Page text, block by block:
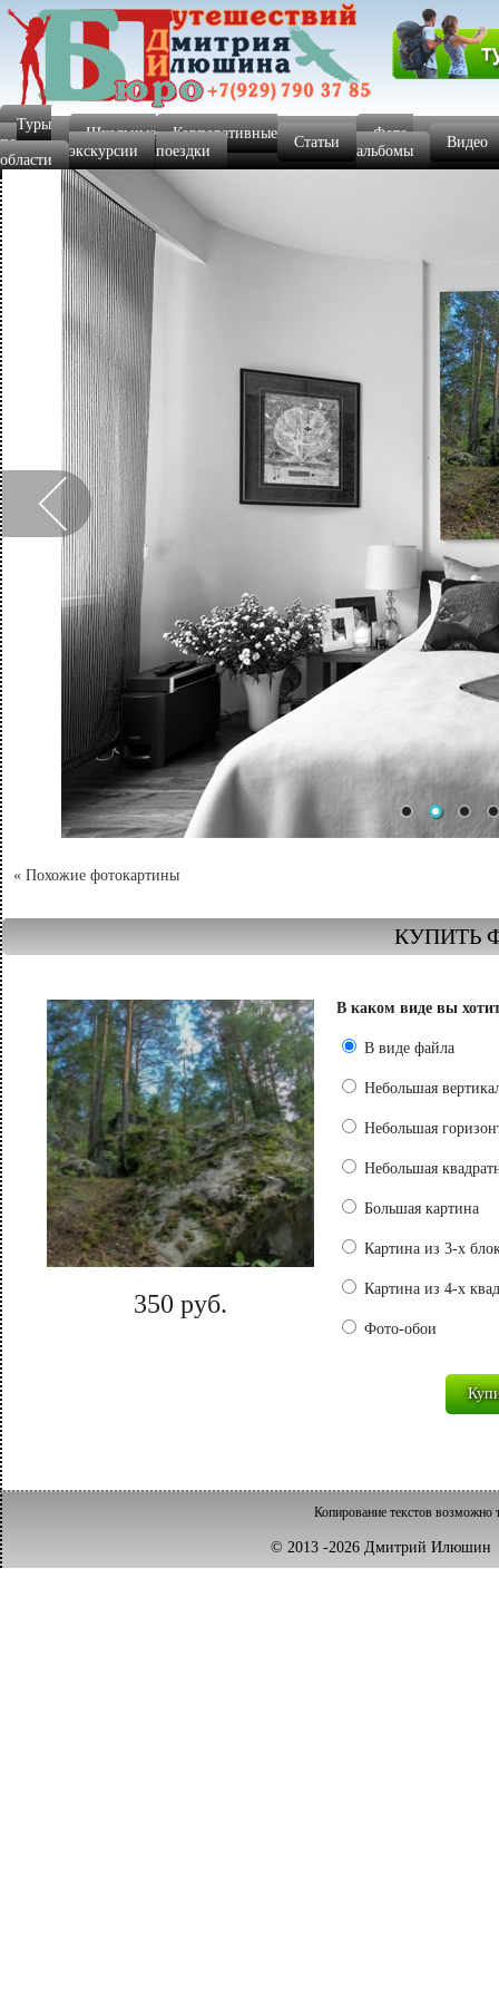
Туры
по
области
Школьные
экскурсии
Корпоративные
поездки
Статьи
Фото-
альбомы
Видео
« Похожие фотокартины
КУПИТЬ
350 руб.
В каком виде вы
В виде файла
Небольшая
Небольшая
Небольшая
Большая картина
Картина из 3-х
Картина из 4-х
Фото-обои
Копирование текстов возможно
© 2013 -2026 Дмитрий